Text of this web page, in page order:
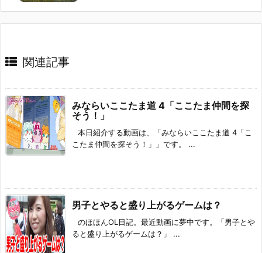
関連記事
みならいここたま道 4「ここたま仲間を探
そう！」
本日紹介する動画は、「みならいここたま道 4「こ
こたま仲間を探そう！」」です。 ...
男子とやると盛り上がるゲームは？
のほほんOL日記。最近動画に夢中です。「男子とや
ると盛り上がるゲームは？」 ...